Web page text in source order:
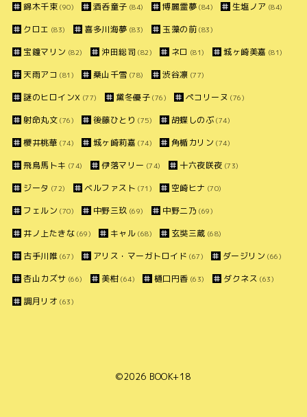
錦木千束 (90) 酒呑童子 (84) 博麗霊夢 (84) 生塩ノア (84)
クロエ (83) 喜多川海夢 (83) 玉藻の前 (83)
宝鐘マリン (82) 沖田総司 (82) ネロ (81) 城ヶ崎美嘉 (81)
天雨アコ (81) 桑山千雪 (78) 渋谷凛 (77)
謎のヒロインX (77) 黛冬優子 (76) ペコリーヌ (76)
射命丸文 (76) 後藤ひとり (75) 胡蝶しのぶ(74)
櫻井桃華 (74) 城ヶ崎莉嘉 (74) 角楯カリン (74)
飛鳥馬トキ (74) 伊落マリー (74) 十六夜咲夜 (73)
ジータ (72) ベルファスト (71) 空崎ヒナ (70)
フェルン (70) 中野三玖 (69) 中野二乃 (69)
井ノ上たきな (69) キャル (68) 玄奘三蔵 (68)
古手川唯 (67) アリス・マーガトロイド (67) ダージリン (66)
杏山カズサ (66) 美柑 (64) 樋口円香 (63) ダクネス (63)
調月リオ (63)
©2026 BOOK+18